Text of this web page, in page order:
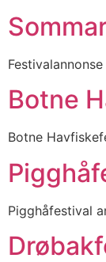
Botne
Botne
Pigghåfestival